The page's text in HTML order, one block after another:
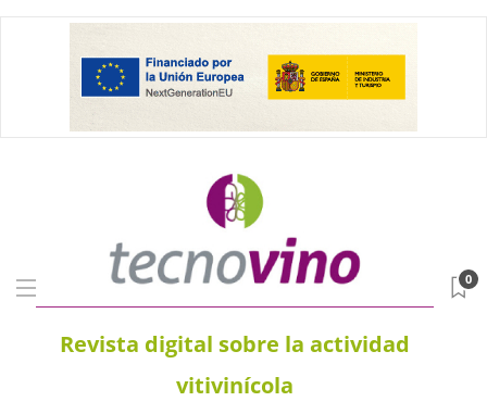
Revista digital sobre la actividad
vitivinícola
0